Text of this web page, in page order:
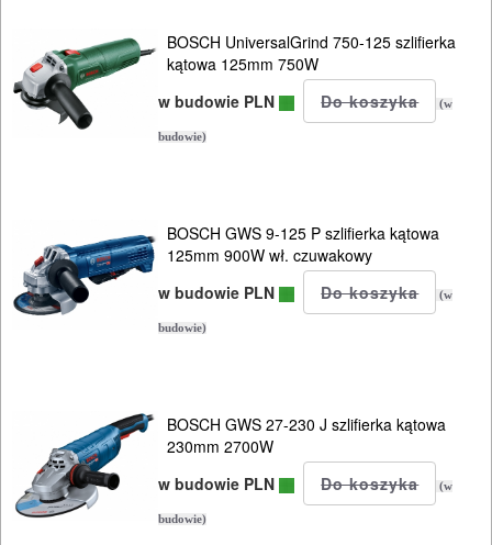
BOSCH UniversalGrind 750-125 szlifierka
kątowa 125mm 750W
w budowie PLN
(w
budowie)
BOSCH GWS 9-125 P szlifierka kątowa
125mm 900W wł. czuwakowy
w budowie PLN
(w
budowie)
BOSCH GWS 27-230 J szlifierka kątowa
230mm 2700W
w budowie PLN
(w
budowie)